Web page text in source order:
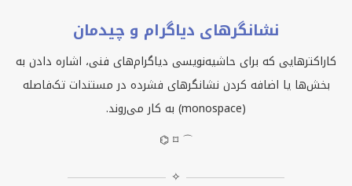
نشانگرهای دیاگرام و چیدمان
کاراکترهایی که برای حاشیه‌نویسی دیاگرام‌های فنی، اشاره دادن به
بخش‌ها یا اضافه کردن نشانگرهای فشرده در مستندات تک‌فاصله
(
monospace) به کار می‌روند.
⌬ ⌑ ⌒
✧